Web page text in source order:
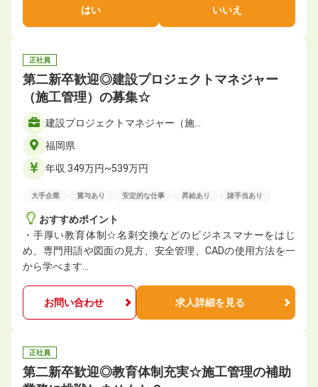
はい いいえ
正社員
第二新卒歓迎◎建設プロジェクトマネジャー
（施工管理）の募集☆
建設プロジェクトマネジャー（施…
福岡県
年収 349万円~539万円
大手企業 賞与あり 安定的な仕事 昇給あり 諸手当あり
おすすめポイント
・手厚い教育体制☆名刺交換などのビジネスマナーをはじ
め、専門用語や図面の見方、安全管理、CADの使用方法を一
から学べます…
お問い合わせ 求人詳細を見る
正社員
第二新卒歓迎◎教育体制充実☆施工管理の補助